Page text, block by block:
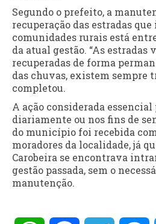
Segundo o prefeito, a
recuperação das estradas
comunidades rurais está
da atual gestão. “As
recuperadas de forma
das chuvas, existem sempre
completou.
A ação considerada
diariamente ou nos fins de
do município foi recebida
moradores da localidade, já
Carobeira se encontrava
gestão passada, sem o
manutenção.